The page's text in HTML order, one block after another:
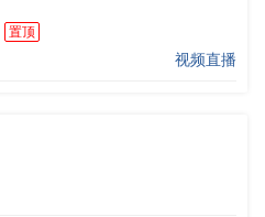
置顶
视频直播